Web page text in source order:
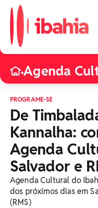
•Agenda
PROGRAME-SE
De
Kannalha:
Agenda
Salvador e
Agenda Cultural do
dos próximos dias em
(RMS)